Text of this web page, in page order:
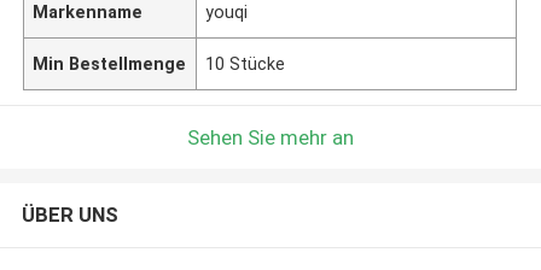
Markenname youqi
Min Bestellmenge 10 Stücke
Sehen Sie mehr an
ÜBER UNS